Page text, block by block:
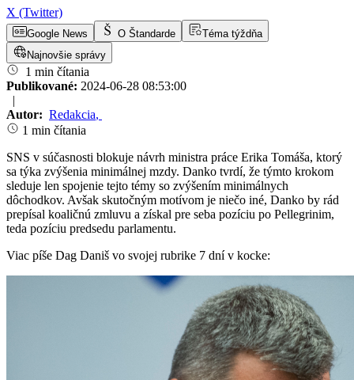
X (Twitter)
Google News O Štandarde
Téma týždňa
Najnovšie správy
1 min čítania
Publikované: 2024-06-28 08:53:00
|
Autor: Redakcia,
1 min čítania
SNS v súčasnosti blokuje návrh ministra práce Erika Tomáša, ktorý
sa týka zvýšenia minimálnej mzdy. Danko tvrdí, že týmto krokom
sleduje len spojenie tejto témy so zvýšením minimálnych
dôchodkov. Avšak skutočným motívom je niečo iné, Danko by rád
prepísal koaličnú zmluvu a získal pre seba pozíciu po Pellegrinim,
teda pozíciu predsedu parlamentu.
Viac píše Dag Daniš vo svojej rubrike 7 dní v kocke: